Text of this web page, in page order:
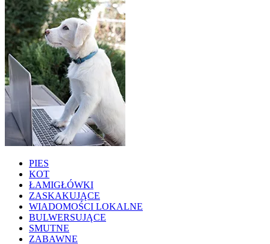
PIES
KOT
ŁAMIGŁÓWKI
ZASKAKUJĄCE
WIADOMOŚCI LOKALNE
BULWERSUJĄCE
SMUTNE
ZABAWNE